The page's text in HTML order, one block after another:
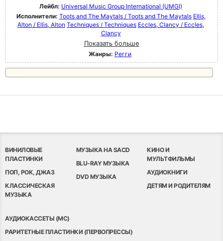
Лейбл: Universal Music Group International (UMGI)
Исполнители: Toots and The Maytals / Toots and The Maytals Ellis,
Alton / Ellis, Alton Techniques / Techniques Eccles, Clancy / Eccles,
Clancy
Показать больше
Жанры: Регги
ВИНИЛОВЫЕ
ПЛАСТИНКИ
ПОП, РОК, ДЖАЗ
КЛАССИЧЕСКАЯ
МУЗЫКА
МУЗЫКА НА SACD
BLU-RAY МУЗЫКА
DVD МУЗЫКА
КИНО И
МУЛЬТФИЛЬМЫ
АУДИОКНИГИ
ДЕТЯМ И РОДИТЕЛЯМ
АУДИОКАССЕТЫ (MC)
РАРИТЕТНЫЕ ПЛАСТИНКИ (ПЕРВОПРЕССЫ)